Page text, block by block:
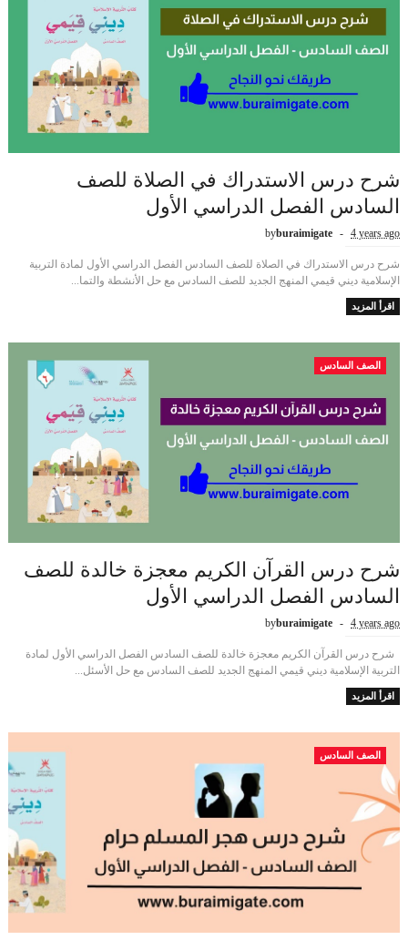
شرح درس الاستدراك في الصلاة للصف
السادس الفصل الدراسي الأول
byburaimigate 4 years ago
شرح درس الاستدراك في الصلاة للصف السادس الفصل الدراسي الأول لمادة التربية
الإسلامية ديني قيمي المنهج الجديد للصف السادس مع حل الأنشطة والتما...
اقرأ المزيد
الصف السادس
شرح درس القرآن الكريم معجزة خالدة للصف
السادس الفصل الدراسي الأول
byburaimigate 4 years ago
شرح درس القرآن الكريم معجزة خالدة للصف السادس الفصل الدراسي الأول لمادة
التربية الإسلامية ديني قيمي المنهج الجديد للصف السادس مع حل الأسئل...
اقرأ المزيد
الصف السادس